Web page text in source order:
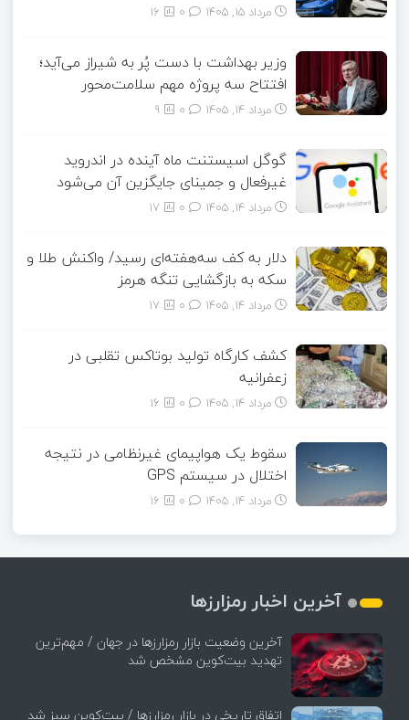
مرداد ۱۵, ۱۴۰۵ 16
وزیر بهداشت با دست پُر به شیراز می‌آید؛
افتتاح سه پروژه مهم سلامت‌محور
مرداد ۱۴, ۱۴۰۵ 9
گوگل اسیستنت ماه آینده در اندروید
غیرفعال و جمینای جایگزین آن می‌شود
مرداد ۱۴, ۱۴۰۵ 17
دلار به کف سه‌هفته‌ای رسید/ واکنش طلا و
سکه به بازگشایی تنگه هرمز
مرداد ۱۴, ۱۴۰۵ 17
کشف کارگاه تولید بوتاکس تقلبی در
زعفرانیه
مرداد ۱۴, ۱۴۰۵ 16
سقوط یک هواپیمای غیرنظامی در نتیجه
اختلال در سیستم‌ GPS
مرداد ۱۴, ۱۴۰۵ 16
آخرین اخبار رمزارزها
آخرین وضعیت بازار رمزارزها در جهان / مهم‌ترین
تهدید بیت‌کوین مشخص شد
اتفاق تاریخی در بازار رمزارزها / بیت‌کوین سبز شد